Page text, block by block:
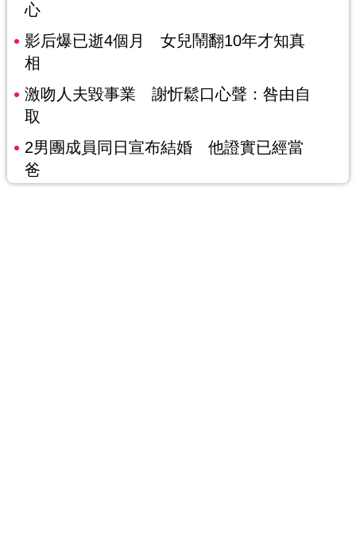
心
影后爆已逝4個月 女兒鬧翻10年才知真
相
激吻人夫毀事業 謝忻鬆口心聲：咎由自
取
2男團成員同日宣布結婚 他證實已經當
爸